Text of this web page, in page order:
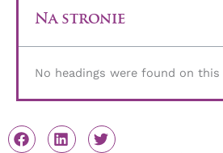
Na stronie
No headings were found on this